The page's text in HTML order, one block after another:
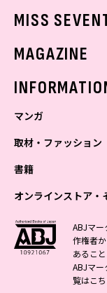
MISS
MAGAZINE
マンガ
少年マンガ
Vジャンプ
最強ジャンプ
少年ジャンプ+
ジャンプTOON
青年マンガ
ZEBRACK
S-MANGA
集英社ジャンプ
少女マンガ
ZEBRACK
S-MANGA
集英社コミック文
女性マンガ
ジャンプTOON
取材・ファッション
ファッション・美容
BAILA
MAQUIA
芸能・情報・スポ
週プレNEWS
週プレ グラジャパ!
書籍
文芸・文庫・総合
小説すばる
集英社 文芸ステ
web 集英社文庫
学芸・ノンフィク
1日5分で、明日
集英社学芸部 -
集英社ビジネス書
ライトノベル・ノ
集英社オレンジ文
JUMP j-BOOKS
オンラインストア・
オンラインストア
OTO
SHUEISHA
ジャンプキャラク
その他WEBサービ
集英社アドナビ
集英社エディター
ABJマ
作権者
あるこ
ABJマ
覧はこ